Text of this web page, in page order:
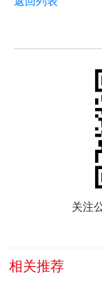
关注
相关推荐